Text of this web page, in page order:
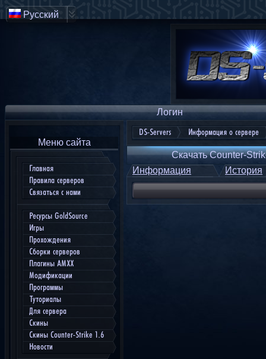
Логин
Меню сайта
Главная
Правила серверов
Связаться с нами
Ресурсы GoldSource
Игры
Прохождения
Сборки серверов
Плагины AMXX
Модификации
Программы
Туториалы
Для сервера
Скины
Скины Counter-Strike 1.6
Новости
DS-Servers Информация о сервере
Скачать Counter-
Информация
История
Русский